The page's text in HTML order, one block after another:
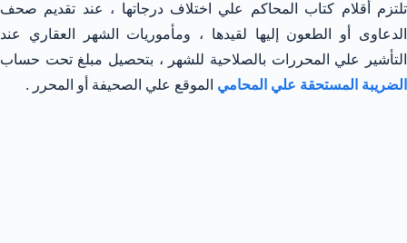
تلتزم أقلام كتاب المحاكم علي اختلاف درجاتها ، عند تقديم صحف
الدعاوى أو الطعون إليها لقيدها ، ومأموريات الشهر العقاري عند
التأشير علي المحررات بالصلاحية للشهر ، بتحصيل مبلغ تحت حساب
الضريبة المستحقة علي المحامي الموقع علي الصحيفة أو المحرر .